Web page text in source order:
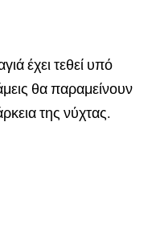
έχει τεθεί υπό
θα παραμείνουν
της νύχτας.